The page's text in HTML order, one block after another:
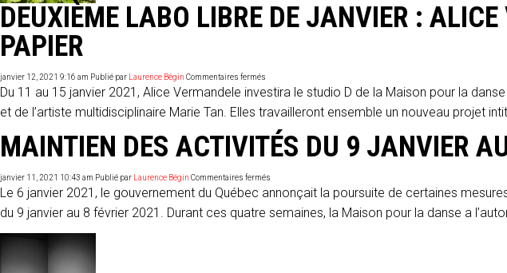
DEUXIÈME LABO LIBRE DE JANVIER :
PAPIER
janvier 12, 2021 9:16 am Publié par Laurence Bégin Commentaires fermés
Deuxième
Labo
de
janvier
:
Alice
Vermandele
Les
avions
papier
Du 11 au 15 janvier 2021, Alice Vermandele investira le studio D de la Maison pour la
et de l’artiste multidisciplinaire Marie Tan. Elles travailleront ensemble un nouveau projet
MAINTIEN DES ACTIVITÉS DU 9 JANVIER
janvier 11, 2021 10:43 am Publié par Laurence Bégin Commentaires fermés
des
du
Le 6 janvier 2021, le gouvernement du Québec annonçait la poursuite de certaines
du 9 janvier au 8 février 2021. Durant ces quatre semaines, la Maison pour la danse a